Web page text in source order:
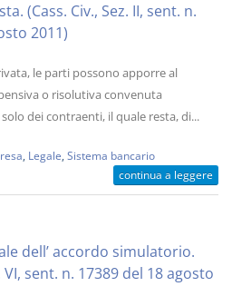
(Cass. Civ., Sez. II, sent. n.
2011)
le parti possono apporre al
o risolutiva convenuta
dei contraenti, il quale resta, di...
Legale Sistema bancario
continua a leggere
dell’ accordo simulatorio.
VI, sent. n. 17389 del 18 agosto